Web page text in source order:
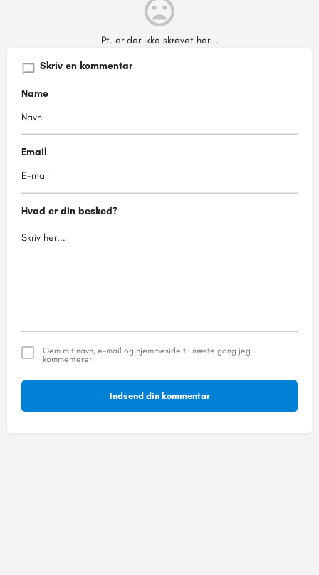
Pt. er der ikke skrevet her...
Skriv en kommentar
Name
Email
Hvad er din besked?
Gem mit navn, e-mail og hjemmeside til næste gang jeg
kommenterer.
Indsend din kommentar